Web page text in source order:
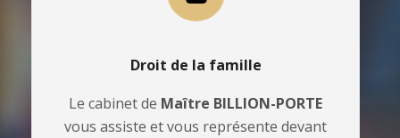
Droit de la famille
Le cabinet de Maître BILLION-PORTE
vous assiste et vous représente devant